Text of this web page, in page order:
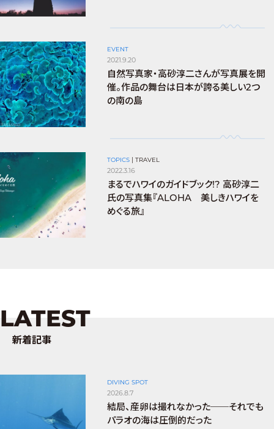
EVENT
2021.9.20
自然写真家・高砂淳二さんが写真展を開
催。作品の舞台は日本が誇る美しい2つ
の南の島
TOPICS |TRAVEL
2022.3.16
まるでハワイのガイドブック!? 高砂淳二
氏の写真集『ALOHA 美しきハワイを
めぐる旅』
LATEST
新着記事
DIVING SPOT
2026.8.7
結局、産卵は撮れなかった──それでも
パラオの海は圧倒的だった